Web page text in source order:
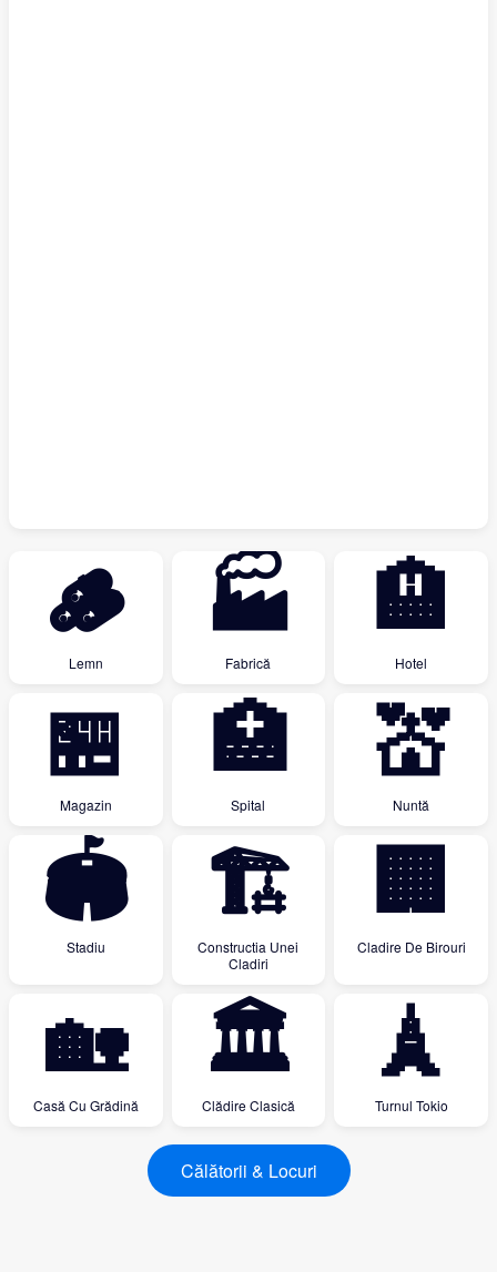
🪵
Lemn
🏭
Fabrică
🏨
Hotel
🏪
Magazin
🏥
Spital
💒
Nuntă
🏟
Stadiu
🏗
Constructia Unei
Cladiri
🏢
Cladire De Birouri
🏡
Casă Cu Grădină
🏛
Clădire Clasică
🗼
Turnul Tokio
Călătorii & Locuri